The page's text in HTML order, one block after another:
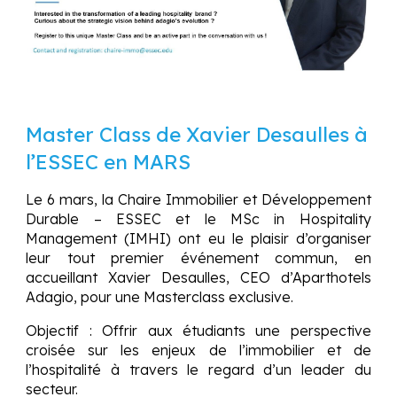
Master Class de Xavier Desaulles à
l’ESSEC en MARS
Le 6 mars, la Chaire Immobilier et Développement
Durable – ESSEC et le MSc in Hospitality
Management (IMHI) ont eu le plaisir d’organiser
leur tout premier événement commun, en
accueillant Xavier Desaulles, CEO d’Aparthotels
Adagio, pour une Masterclass exclusive.
Objectif : Offrir aux étudiants une perspective
croisée sur les enjeux de l’immobilier et de
l’hospitalité à travers le regard d’un leader du
secteur.